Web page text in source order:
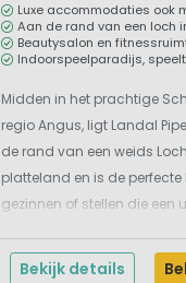
Luxe accommodaties ook
Aan de rand van een loch
Beautysalon en
Indoorspeelparadijs,
Midden in het prachtige
regio Angus, ligt Landal
de rand van een weids
platteland en is de
gezinnen of stellen die een
prachtige
Bekijk details